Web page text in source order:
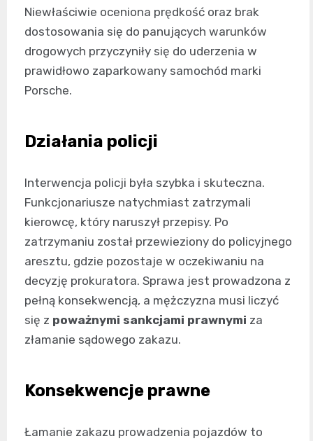
Niewłaściwie oceniona prędkość oraz brak
dostosowania się do panujących warunków
drogowych przyczyniły się do uderzenia w
prawidłowo zaparkowany samochód marki
Porsche.
Działania policji
Interwencja policji była szybka i skuteczna.
Funkcjonariusze natychmiast zatrzymali
kierowcę, który naruszył przepisy. Po
zatrzymaniu został przewieziony do policyjnego
aresztu, gdzie pozostaje w oczekiwaniu na
decyzję prokuratora. Sprawa jest prowadzona z
pełną konsekwencją, a mężczyzna musi liczyć
się z poważnymi sankcjami prawnymi za
złamanie sądowego zakazu.
Konsekwencje prawne
Łamanie zakazu prowadzenia pojazdów to